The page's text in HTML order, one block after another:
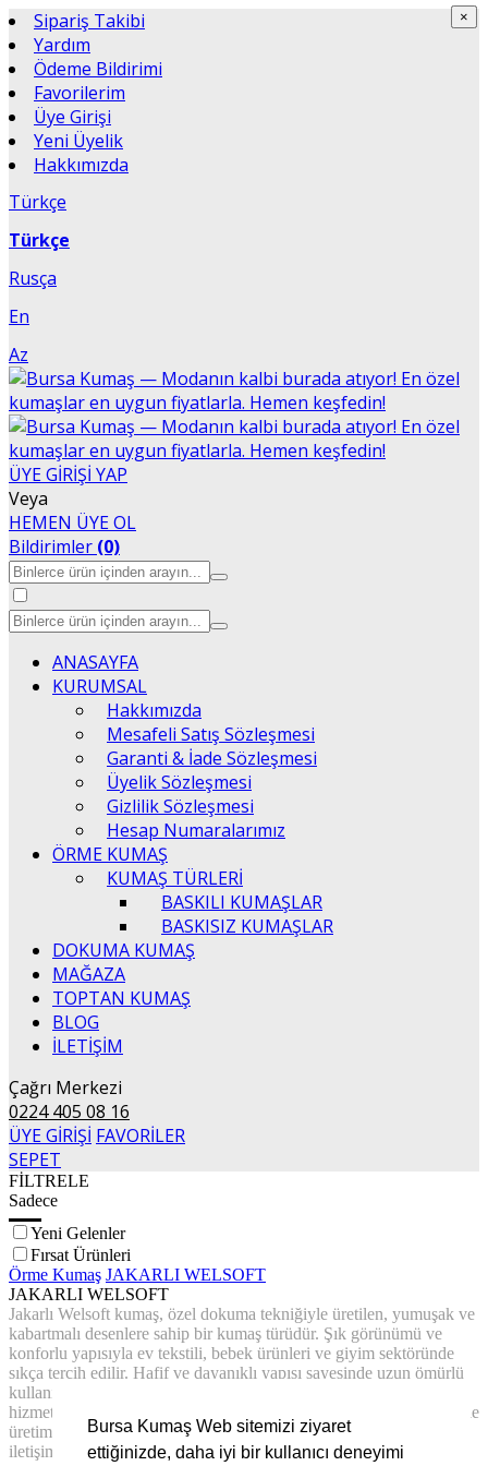
Bursa Kumaş Web sitemizi ziyaret
ettiğinizde, daha iyi bir kullanıcı deneyimi
Sipariş Takibi
Yardım
Ödeme Bildirimi
Favorilerim
Üye Girişi
Yeni Üyelik
Hakkımızda
Türkçe
Türkçe
Rusça
En
Az
ÜYE GİRİŞİ YAP
Veya
HEMEN ÜYE OL
Bildirimler (0)
ANASAYFA
KURUMSAL
Hakkımızda
Mesafeli Satış Sözleşmesi
Garanti & İade Sözleşmesi
Üyelik Sözleşmesi
Gizlilik Sözleşmesi
Hesap Numaralarımız
ÖRME KUMAŞ
KUMAŞ TÜRLERİ
BASKILI KUMAŞLAR
BASKISIZ KUMAŞLAR
DOKUMA KUMAŞ
MAĞAZA
TOPTAN KUMAŞ
BLOG
İLETİŞİM
Çağrı Merkezi
0224 405 08 16
ÜYE GİRİŞİ FAVORİLER
SEPET
FİLTRELE
Sadece
Yeni Gelenler
Fırsat Ürünleri
Örme Kumaş JAKARLI WELSOFT
JAKARLI WELSOFT
Jakarlı Welsoft kumaş, özel dokuma tekniğiyle üretilen, yumuşak ve
kabartmalı desenlere sahip bir kumaş türüdür. Şık görünümü ve
konforlu yapısıyla ev tekstili, bebek ürünleri ve giyim sektöründe
sıkça tercih edilir. Hafif ve dayanıklı yapısı sayesinde uzun ömürlü
kullanım sunar. Bursa Kumaş olarak toptan ve perakende satış
hizmeti veriyoruz. Özel siparişler, geniş renk ve desen seçenekleriyle
üretim yapıyoruz. Jakarlı Welsoft kumaş talepleriniz için bizimle
iletişime geçebilirsiniz.
×
×